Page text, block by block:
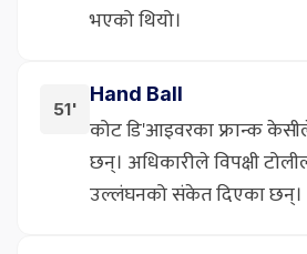
भएको थियो।
51'
Hand Ball
कोट डि'आइवरका फ्रान्क
छन्। अधिकारीले विपक्षी
उल्लंघनको संकेत दिएका छन्।